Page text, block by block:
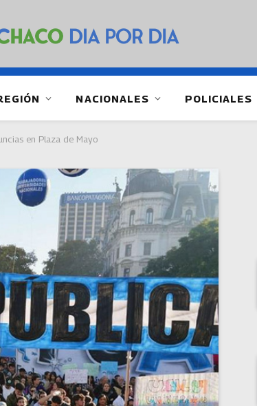
NACIONALES POLICIALES
en Plaza de Mayo